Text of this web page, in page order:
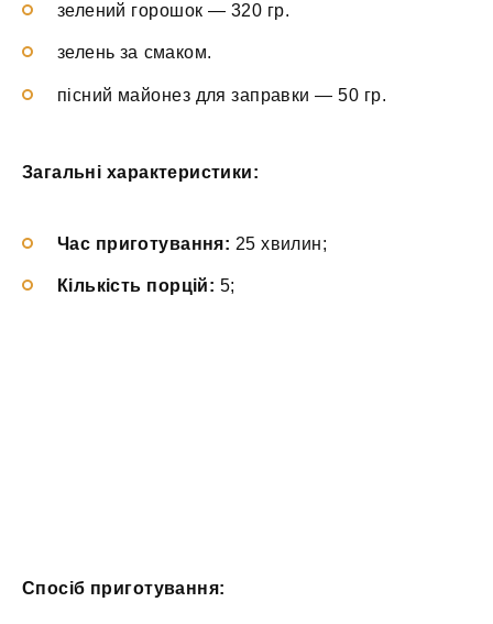
зелений горошок — 320 гр.
зелень за смаком.
пісний майонез для заправки — 50 гр.
Загальні характеристики:
Час приготування: 25 хвилин;
Кількість порцій: 5;
Спосіб приготування: